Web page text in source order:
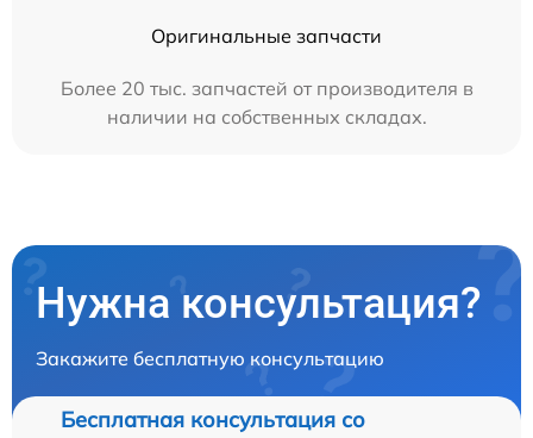
Оригинальные запчасти
Более 20 тыс. запчастей от производителя в
наличии на собственных складах.
Нужна консультация?
Закажите бесплатную консультацию
Бесплатная консультация со